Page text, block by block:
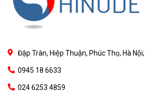
Đập Tràn, Hiệp Thuận, Phúc Thọ, Hà Nội;
0945 18 6633
024 6253 4859